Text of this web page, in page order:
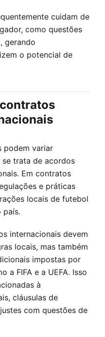
cuidam de
como questões
gerando
o potencial de
podem variar
trata de acordos
Em contratos
e práticas
locais de futebol
país.
internacionais devem
locais, mas também
impostas por
a FIFA e a UEFA. Isso
à
cláusulas de
com questões de